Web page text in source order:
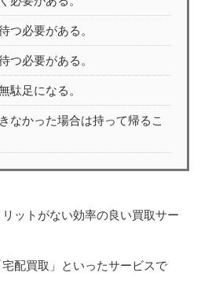
つ必要がある。
つ必要がある。
駄足になる。
なかった場合は持って帰るこ
ットがない効率の良い買取サー
配買取」といったサービスで